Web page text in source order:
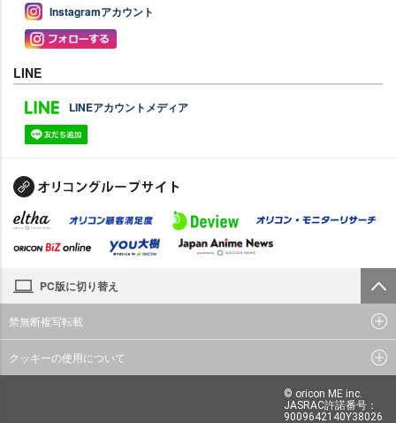
Instagramアカウント
LINE
LINEアカウントメディア
PC版に切り替え
禁無断複写転載
クッキーの使用について
© oricon ME inc.
JASRAC許諾番号：
9009642140Y38026